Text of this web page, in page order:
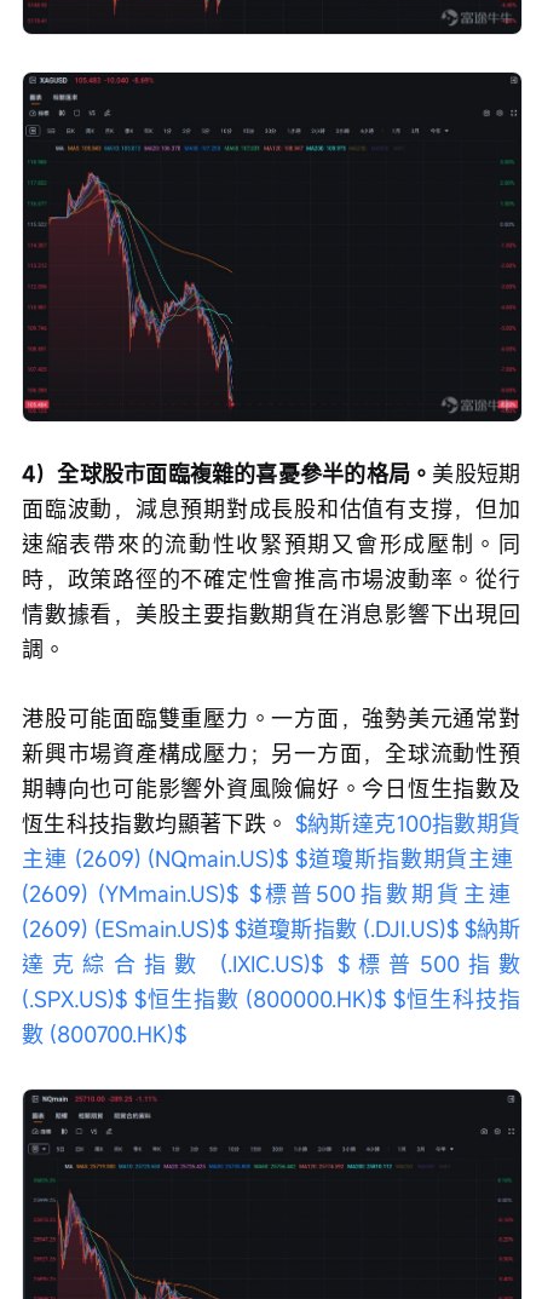
4）全球股市面臨複雜的喜憂參半的格局。 美股短期
面臨波動，減息預期對成長股和估值有支撐，但加
速縮表帶來的流動性收緊預期又會形成壓制。同
時，政策路徑的不確定性會推高市場波動率。從行
情數據看，美股主要指數期貨在消息影響下出現回
調。
港股可能面臨雙重壓力。一方面，強勢美元通常對
新興市場資產構成壓力；另一方面，全球流動性預
期轉向也可能影響外資風險偏好。今日恆生指數及
恆生科技指數均顯著下跌。 $納斯達克100指數期貨
主連 (2609) (NQmain.US)$ $道瓊斯指數期貨主連
(2609) (YMmain.US)$ $標普500指數期貨主連
(2609) (ESmain.US)$ $道瓊斯指數 (.DJI.US)$ $納斯
達克綜合指數 (.IXIC.US)$ $標普500指數
(.SPX.US)$ $恒生指數 (800000.HK)$ $恒生科技指
數 (800700.HK)$